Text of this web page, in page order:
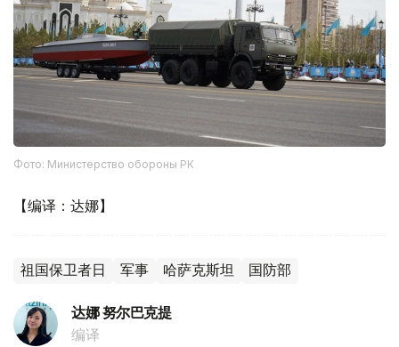
Фото: Министерство обороны РК
【编译：达娜】
祖国保卫者日 军事 哈萨克斯坦 国防部
达娜 努尔巴克提
编译